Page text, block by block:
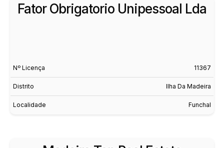
Fator Obrigatorio Unipessoal Lda
Nº Licença 11367
Distrito Ilha Da Madeira
Localidade Funchal